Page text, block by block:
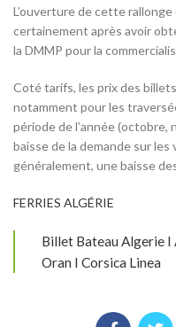
L’ouverture de cette
certainement après avoir
la DMMP pour la
Coté tarifs, les prix des
notamment pour les
période de l’année
baisse de la demande sur
généralement, une baisse
FERRIES ALGÉRIE
Billet Bateau Algerie
Oran I Corsica Linea